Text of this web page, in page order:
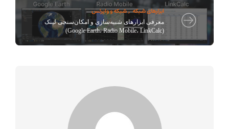
ابزارهای شبکه ,شبکه و وایرلس
معرفی ابزارهای شبیه‌سازی و امکان‌سنجی لینک
(Google Earth، Radio Mobile، LinkCalc)